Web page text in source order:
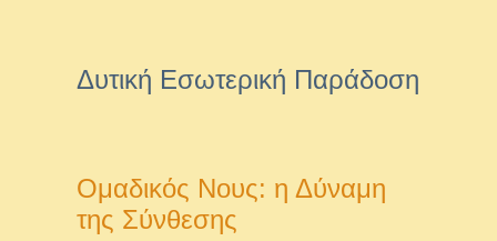
Δυτική Εσωτερική Παράδοση
Ομαδικός Νους: η Δύναμη
της Σύνθεσης